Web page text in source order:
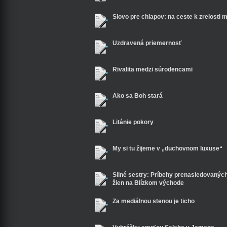
Slovo pre chlapov: na ceste k zrelosti
Uzdravená priemernosť
Rivalita medzi súrodencami
Ako sa Boh stará
Litánie pokory
My si tu žijeme v „duchovnom luxuse“
Silné sestry: Príbehy
žien na Blízkom východe
Za mediálnou stenou je ticho